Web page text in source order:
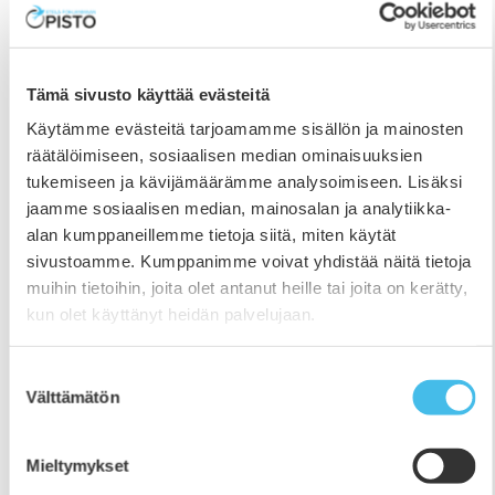
Tämä sivusto käyttää evästeitä
Käytämme evästeitä tarjoamamme sisällön ja mainosten
räätälöimiseen, sosiaalisen median ominaisuuksien
tukemiseen ja kävijämäärämme analysoimiseen. Lisäksi
jaamme sosiaalisen median, mainosalan ja analytiikka-
alan kumppaneillemme tietoja siitä, miten käytät
sivustoamme. Kumppanimme voivat yhdistää näitä tietoja
muihin tietoihin, joita olet antanut heille tai joita on kerätty,
kun olet käyttänyt heidän palvelujaan.
valinta
Välttämätön
Mieltymykset
kauppatieteen ja oikeustieteen opiskelijoiden